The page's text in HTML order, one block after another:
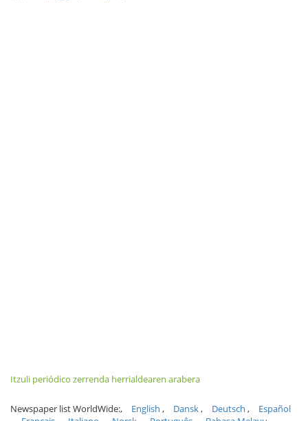
Itzuli periódico zerrenda herrialdearen arabera
Newspaper list WorldWide: English Dansk Deutsch
Español